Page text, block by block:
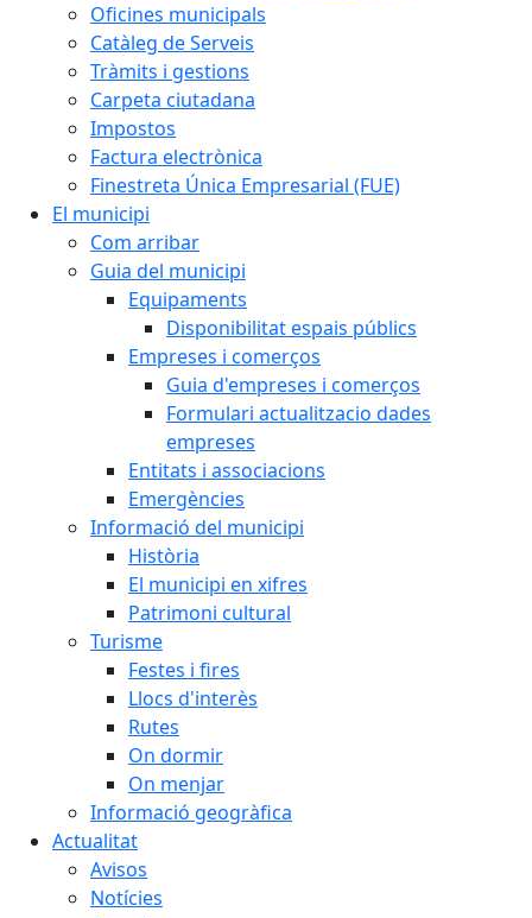
Oficines municipals
Catàleg de Serveis
Tràmits i gestions
Carpeta ciutadana
Impostos
Factura electrònica
Finestreta Única Empresarial (FUE)
El municipi
Com arribar
Guia del municipi
Equipaments
Disponibilitat espais públics
Empreses i comerços
Guia d'empreses i comerços
Formulari actualitzacio dades
empreses
Entitats i associacions
Emergències
Informació del municipi
Història
El municipi en xifres
Patrimoni cultural
Turisme
Festes i fires
Llocs d'interès
Rutes
On dormir
On menjar
Informació geogràfica
Actualitat
Avisos
Notícies